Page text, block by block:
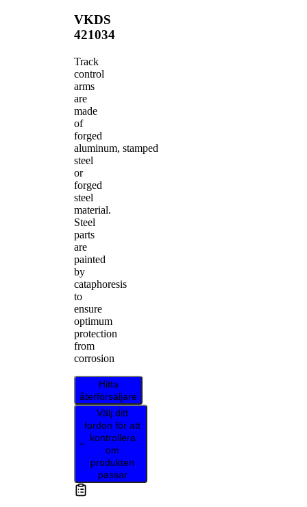
VKDS
421034
Track
control
arms
are
made
of
forged
aluminum, stamped
steel
or
forged
steel
material.
Steel
parts
are
painted
by
cataphoresis
to
ensure
optimum
protection
from
corrosion
Hitta
återförsäljare
Välj ditt
fordon för att
kontrollera
om
produkten
passar